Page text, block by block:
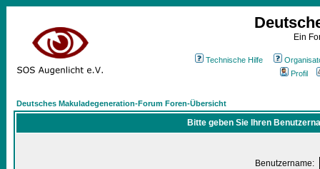
Ein
Technische Hilfe
Profil
Deutsches Makuladegeneration-Forum Foren-Übersicht
Bitte geben Sie Ihren
Benutzername: